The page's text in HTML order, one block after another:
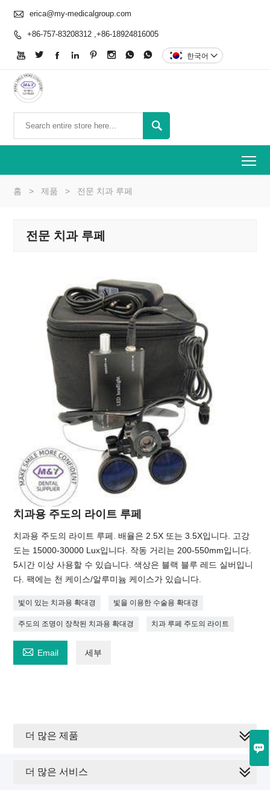

 erica@my-medicalgroup.com
 +86-757-83208312 ,+86-18924816005
        한국어 

홈 > 제품 > 전문 치과 루페
전문 치과 루페
치과용 주도의 라이트 루페
치과용 주도의 라이트 루페. 배율은 2.5X 또는 3.5X입니다. 고강
도는 15000-30000 Lux입니다. 작동 거리는 200-550mm입니다.
5시간 이상 사용할 수 있습니다. 색상은 블랙 블루 레드 실버입니
다. 팩에는 천 케이스/알루미늄 케이스가 있습니다.
빛이 있는 치과용 확대경 빛을 이용한 수술용 확대경
주도의 조명이 장착된 치과용 확대경 치과 루페 주도의 라이트
 Email 세부
더 많은 제품
더 많은 서비스